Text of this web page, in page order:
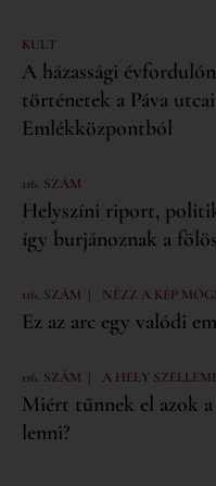
KULT
A házassági
történetek a Páva
Emlékközpontból
116. SZÁM
Helyszíni riport,
így burjánoznak a
116. SZÁM | NÉZZ A KÉP
Ez az arc egy valódi
116. SZÁM | A HELY
Miért tűnnek el azok
lenni?